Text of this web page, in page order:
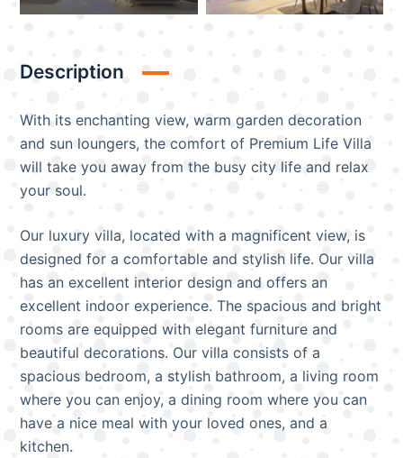
Description
With its enchanting view, warm garden decoration
and sun loungers, the comfort of Premium Life Villa
will take you away from the busy city life and relax
your soul.
Our luxury villa, located with a magnificent view, is
designed for a comfortable and stylish life. Our villa
has an excellent interior design and offers an
excellent indoor experience. The spacious and bright
rooms are equipped with elegant furniture and
beautiful decorations. Our villa consists of a
spacious bedroom, a stylish bathroom, a living room
where you can enjoy, a dining room where you can
have a nice meal with your loved ones, and a
kitchen.